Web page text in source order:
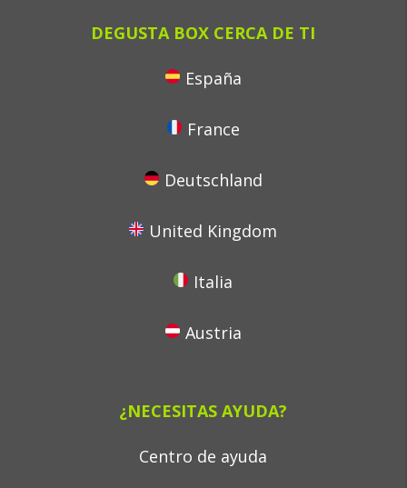
DEGUSTA BOX CERCA DE TI
España
France
Deutschland
United Kingdom
Italia
Austria
¿NECESITAS AYUDA?
Centro de ayuda